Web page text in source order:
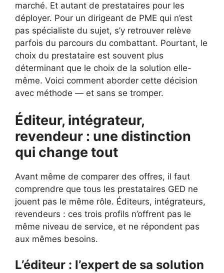
marché. Et autant de prestataires pour les
déployer. Pour un dirigeant de PME qui n’est
pas spécialiste du sujet, s’y retrouver relève
parfois du parcours du combattant. Pourtant, le
choix du prestataire est souvent plus
déterminant que le choix de la solution elle-
même. Voici comment aborder cette décision
avec méthode — et sans se tromper.
Éditeur, intégrateur,
revendeur : une distinction
qui change tout
Avant même de comparer des offres, il faut
comprendre que tous les prestataires GED ne
jouent pas le même rôle. Éditeurs, intégrateurs,
revendeurs : ces trois profils n’offrent pas le
même niveau de service, et ne répondent pas
aux mêmes besoins.
L’éditeur : l’expert de sa solution